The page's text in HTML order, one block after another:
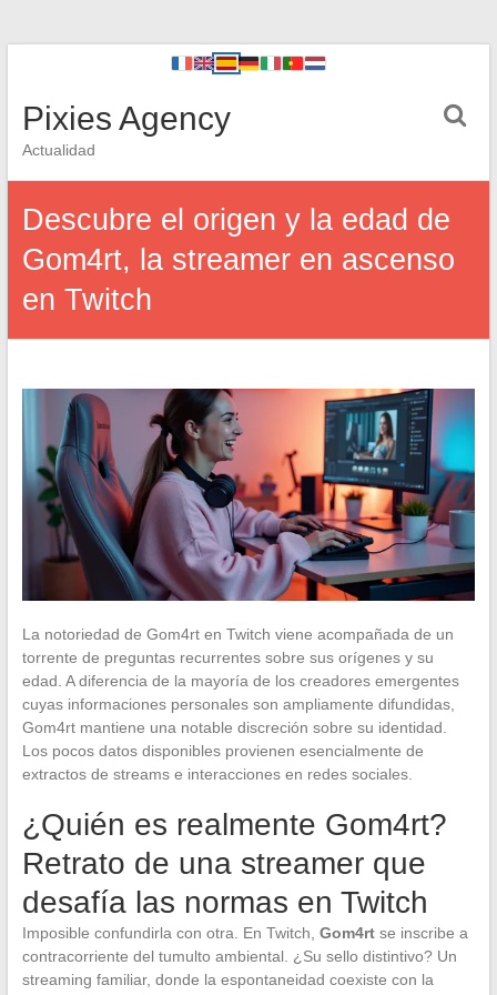
Pixies Agency
Actualidad
Descubre el origen y la edad de
Gom4rt, la streamer en ascenso
en Twitch
La notoriedad de Gom4rt en Twitch viene acompañada de un
torrente de preguntas recurrentes sobre sus orígenes y su
edad. A diferencia de la mayoría de los creadores emergentes
cuyas informaciones personales son ampliamente difundidas,
Gom4rt mantiene una notable discreción sobre su identidad.
Los pocos datos disponibles provienen esencialmente de
extractos de streams e interacciones en redes sociales.
¿Quién es realmente Gom4rt?
Retrato de una streamer que
desafía las normas en Twitch
Imposible confundirla con otra. En Twitch, Gom4rtse inscribe a
contracorriente del tumulto ambiental. ¿Su sello distintivo? Un
streaming familiar, donde la espontaneidad coexiste con la